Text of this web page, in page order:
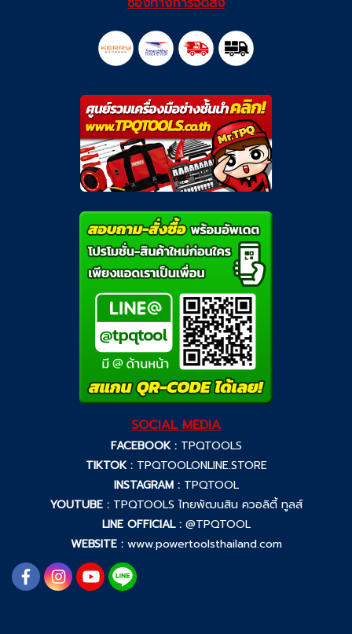
SOCIAL MEDIA
FACEBOOK : TPQTOOLS
TIKTOK : TPQTOOLONLINE.STORE
INSTAGRAM : TPQTOOL
YOUTUBE : TPQTOOLS ไทยพัฒนสิน ควอลิตี้ ทูลส์
LINE OFFICIAL : @TPQTOOL
WEBSITE : www.powertoolsthailand.com